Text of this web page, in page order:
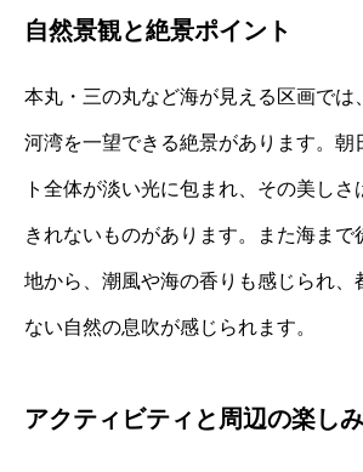
自然景観と絶景ポイント
本丸・三の丸など海が見える区画では
河湾を一望できる絶景があります。朝
ト全体が淡い光に包まれ、その美しさ
きれないものがあります。また海まで
地から、潮風や海の香りも感じられ、
ない自然の息吹が感じられます。
アクティビティと周辺の楽しみ